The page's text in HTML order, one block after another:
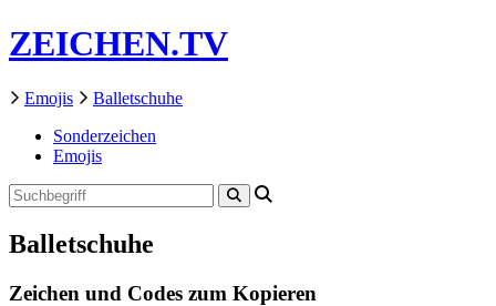
ZEICHEN.TV
Emojis
Balletschuhe
Sonderzeichen
Emojis
Balletschuhe
Zeichen und Codes zum Kopieren